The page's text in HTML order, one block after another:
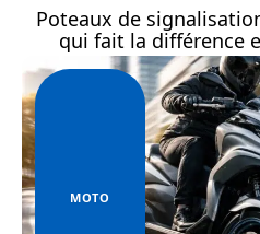
Poteaux de
qui fait la différence
MOTO